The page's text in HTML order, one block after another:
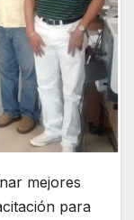
mejores
para